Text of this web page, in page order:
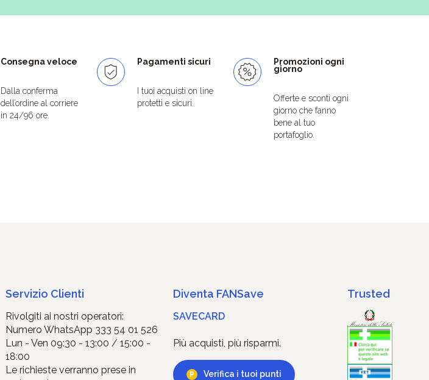
Consegna veloce
Dalla conferma
dell’ordine al corriere
in 24/96 ore.
Pagamenti sicuri
I tuoi acquisti on line
protetti e sicuri.
Promozioni ogni
giorno
Offerte e sconti ogni
giorno che fanno
bene al tuo
portafoglio.
Servizio Clienti
Rivolgiti ai nostri operatori:
Numero WhatsApp 333 54 01 526
Lun - Ven 09:30 - 13:00 / 15:00 -
18:00
Le richieste verranno prese in
Diventa FANSave
SAVECARD
Più acquisti, più risparmi.
Verifica i tuoi punti
Trusted